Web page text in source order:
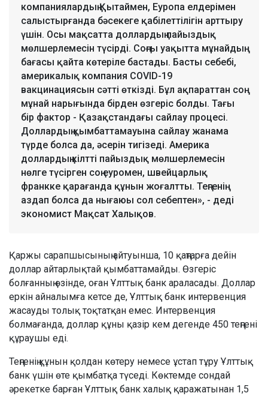
компаниялардың Қытаймен, Еуропа елдерімен
салыстырғанда бәсекеге қабілеттілігін арттыру
үшін. Осы мақсатта доллардың пайыздық
мөлшерлемесін түсірді. Соңғы уақытта мұнайдың
бағасы қайта көтеріле бастады. Басты себебі,
америкалық компания COVID-19
вакцинациясын сәтті өткізді. Бұл ақпараттан соң
мұнай нарығында бірден өзгеріс болды. Тағы
бір фактор - Қазақстандағы сайлау процесі.
Доллардың қымбаттамауына сайлау жанама
түрде болса да, әсерін тигізеді. Америка
доллардың кілтті пайыздық мөлшерлемесін
нөлге түсірген соң еуромен, швейцарлық
франкке қарағанда құнын жоғалтты. Теңгенің
аздап болса да нығаюы сол себептен», - деді
экономист Мақсат Халықов.
Қаржы сарапшысының айтуынша, 10 қаңтарға дейін
доллар айтарлықтай қымбаттамайды. Өзгеріс
болғанның өзінде, оған Ұлттық банк араласады. Доллар
еркін айналымға кетсе де, Ұлттық банк интервенция
жасауды толық тоқтатқан емес. Интервенция
болмағанда, доллар құны қазір кем дегенде 450 теңгені
құраушы еді.
Теңгенің құнын қолдан көтеру немесе ұстап тұру Ұлттық
банк үшін өте қымбатқа түседі. Көктемде сондай
әрекетке барған Ұлттық банк халық қаражатынан 1,5